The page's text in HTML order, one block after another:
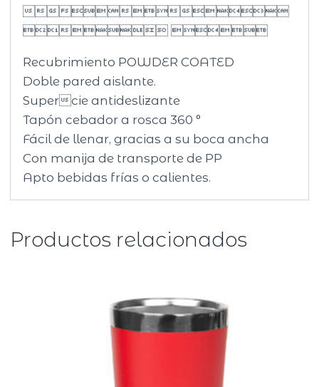

 
Recubrimiento POWDER COATED
Doble pared aislante.
Supercie antideslizante
Tapón cebador a rosca 360 °
Fácil de llenar, gracias a su boca ancha
Con manija de transporte de PP
Apto bebidas frías o calientes.
Productos relacionados